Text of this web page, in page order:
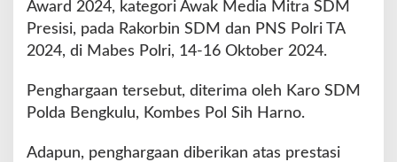
r
g
a
S
D
A
Award 2024, kategori Awak Media Mitra SDM
Presisi, pada Rakorbin SDM dan PNS Polri TA
2024, di Mabes Polri, 14-16 Oktober 2024.
Penghargaan tersebut, diterima oleh Karo SDM
Polda Bengkulu, Kombes Pol Sih Harno.
Adapun, penghargaan diberikan atas prestasi